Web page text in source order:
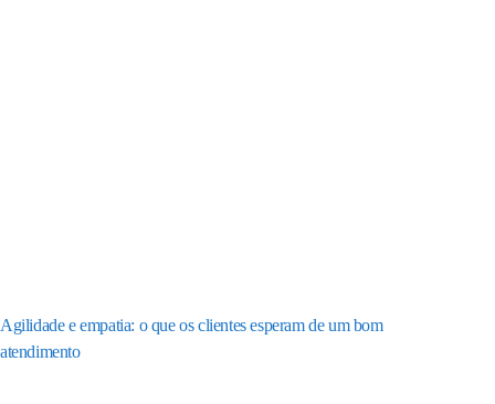
Agilidade e empatia: o que os clientes esperam de um bom
atendimento